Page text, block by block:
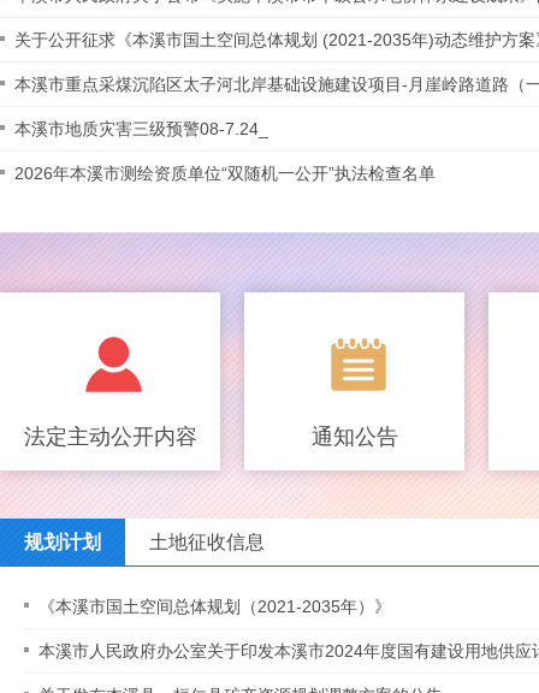
关于公开征求《本溪市国土空间总体规划 (2021-2035年)动态维护方
本溪市重点采煤沉陷区太子河北岸基础设施建设项目-月崖岭路道路（
本溪市地质灾害三级预警08-7.24_
2026年本溪市测绘资质单位“双随机一公开”执法检查名单
法定主动公开内容 通知公告
规划计划 土地征收信息
《本溪市国土空间总体规划（2021-2035年）》
本溪市人民政府办公室关于印发本溪市2024年度国有建设用地供